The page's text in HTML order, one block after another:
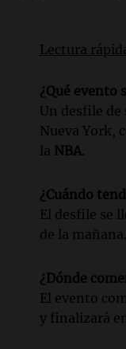
Lectura
¿Qué evento
Un desfile de
Nueva York,
la NBA.
¿Cuándo
El desfile se
de la mañana.
¿Dónde
El evento
y finalizará